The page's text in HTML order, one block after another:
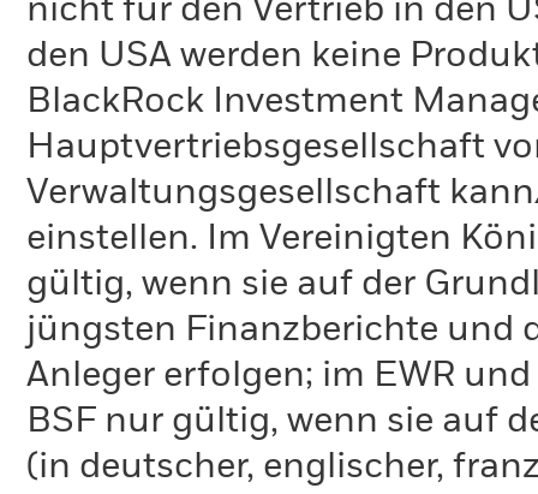
nicht für den Vertrieb in den
den USA werden keine
BlackRock Investment
Hauptvertriebsgesellschaft
Verwaltungsgesellschaft
einstellen. Im Vereinigten
gültig, wenn sie auf der
jüngsten Finanzberichte und
Anleger erfolgen; im EWR
BSF nur gültig, wenn sie auf
(in deutscher, englischer,